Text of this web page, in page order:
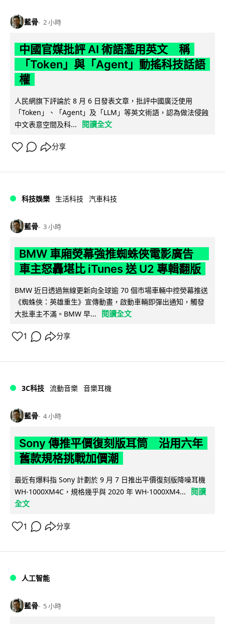
藍骨 2 小時
中國官媒批評 AI 術語濫用英文 稱
「Token」與「Agent」動搖科技話語
權
人民網旗下評論於 8 月 6 日發表文章，批評中國廣泛使用
「Token」、「Agent」及「LLM」等英文術語，認為做法侵蝕
中文表意空間及科...
閱讀全文
分享
科技娛樂 生活科技 汽車科技
藍骨 3 小時
BMW 車廂熒幕強推蜘蛛俠電影廣告
車主怒轟堪比 iTunes 送 U2 專輯翻版
BMW 近日透過無線更新向全球逾 70 個市場車輛中控熒幕推送
《蜘蛛俠：英雄重生》宣傳動畫，啟動車輛即彈出通知，觸發
大批車主不滿。BMW 早...
閱讀全文
1 分享
3C科技 流動音樂 音樂耳機
藍骨 4 小時
Sony 傳推平價復刻版耳筒 沿用六年
舊款規格挑戰加價潮
最近有爆料指 Sony 計劃於 9 月 7 日推出平價復刻版降噪耳機
WH-1000XM4C，規格幾乎與 2020 年 WH-1000XM4...
閱讀
全文
1 分享
人工智能
藍骨 5 小時